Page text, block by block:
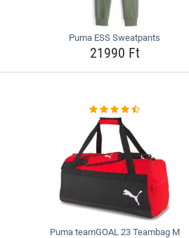
Puma ESS Sweatpants
21990 Ft
Puma teamGOAL 23 Teambag M